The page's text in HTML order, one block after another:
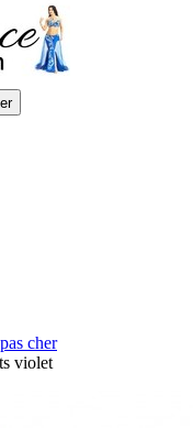
cher
violet